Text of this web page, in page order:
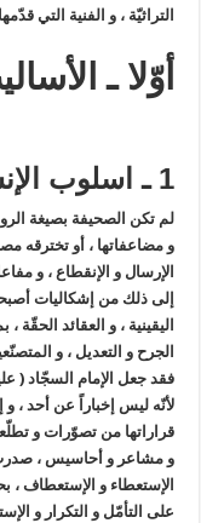
التراثيّة ، و الفنية التي
أوّلا ـ
1 ـ اسلوب الإنشاء
لم تكن الصحيفة بصيغة
و مضاعفاتها ، أو
الإرسال و الإنقطاع ، و
إلى ذلك من إشكاليات
اليقينية ، و العقائد
الجرح و التعديل ، و
فقد جعل الإمام السجّاد (
لأنّه ليس إخباراً عن أحد ،
قراراتها من تصوّرات و
و مشاعر و أحاسيس ، صدرت
الإستعطاء و الإستعطاف
على التأمّل و التكرار و